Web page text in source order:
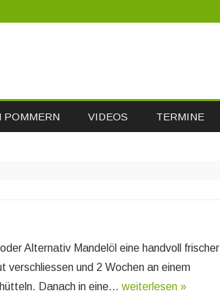
POMMERN VIDEOS TERMINE
Alternativ Mandelöl eine handvoll frischer
verschliessen und 2 Wochen an einem
Danach in eine… weiterlesen »